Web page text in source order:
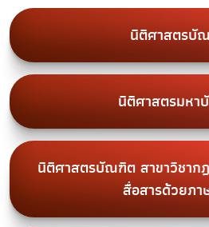
นิติศาสตรบั
นิติศาสตรมห
นิติศาสตรบัณฑิต สาขาวิชาก
สื่อสารด้วยภา